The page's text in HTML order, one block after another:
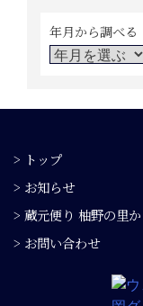
年月から調べる
> トップ
> お知らせ
> 蔵元便り 柚野の里か
> お問い合わせ